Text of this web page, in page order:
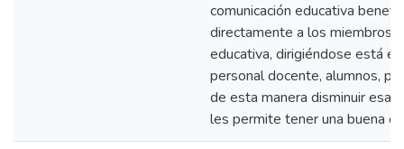
comunicación educativa
directamente a los miembros
educativa, dirigiéndose está
personal docente, alumnos,
de esta manera disminuir esas
les permite tener una buena